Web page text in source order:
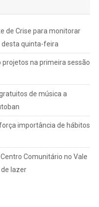
de Crise para monitorar
quinta-feira
na primeira sessão
de música a
importância de hábitos
Comunitário no Vale
lazer